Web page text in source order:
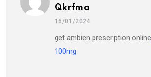
Qkrfma
16/01/2024
get ambien prescription online
100mg